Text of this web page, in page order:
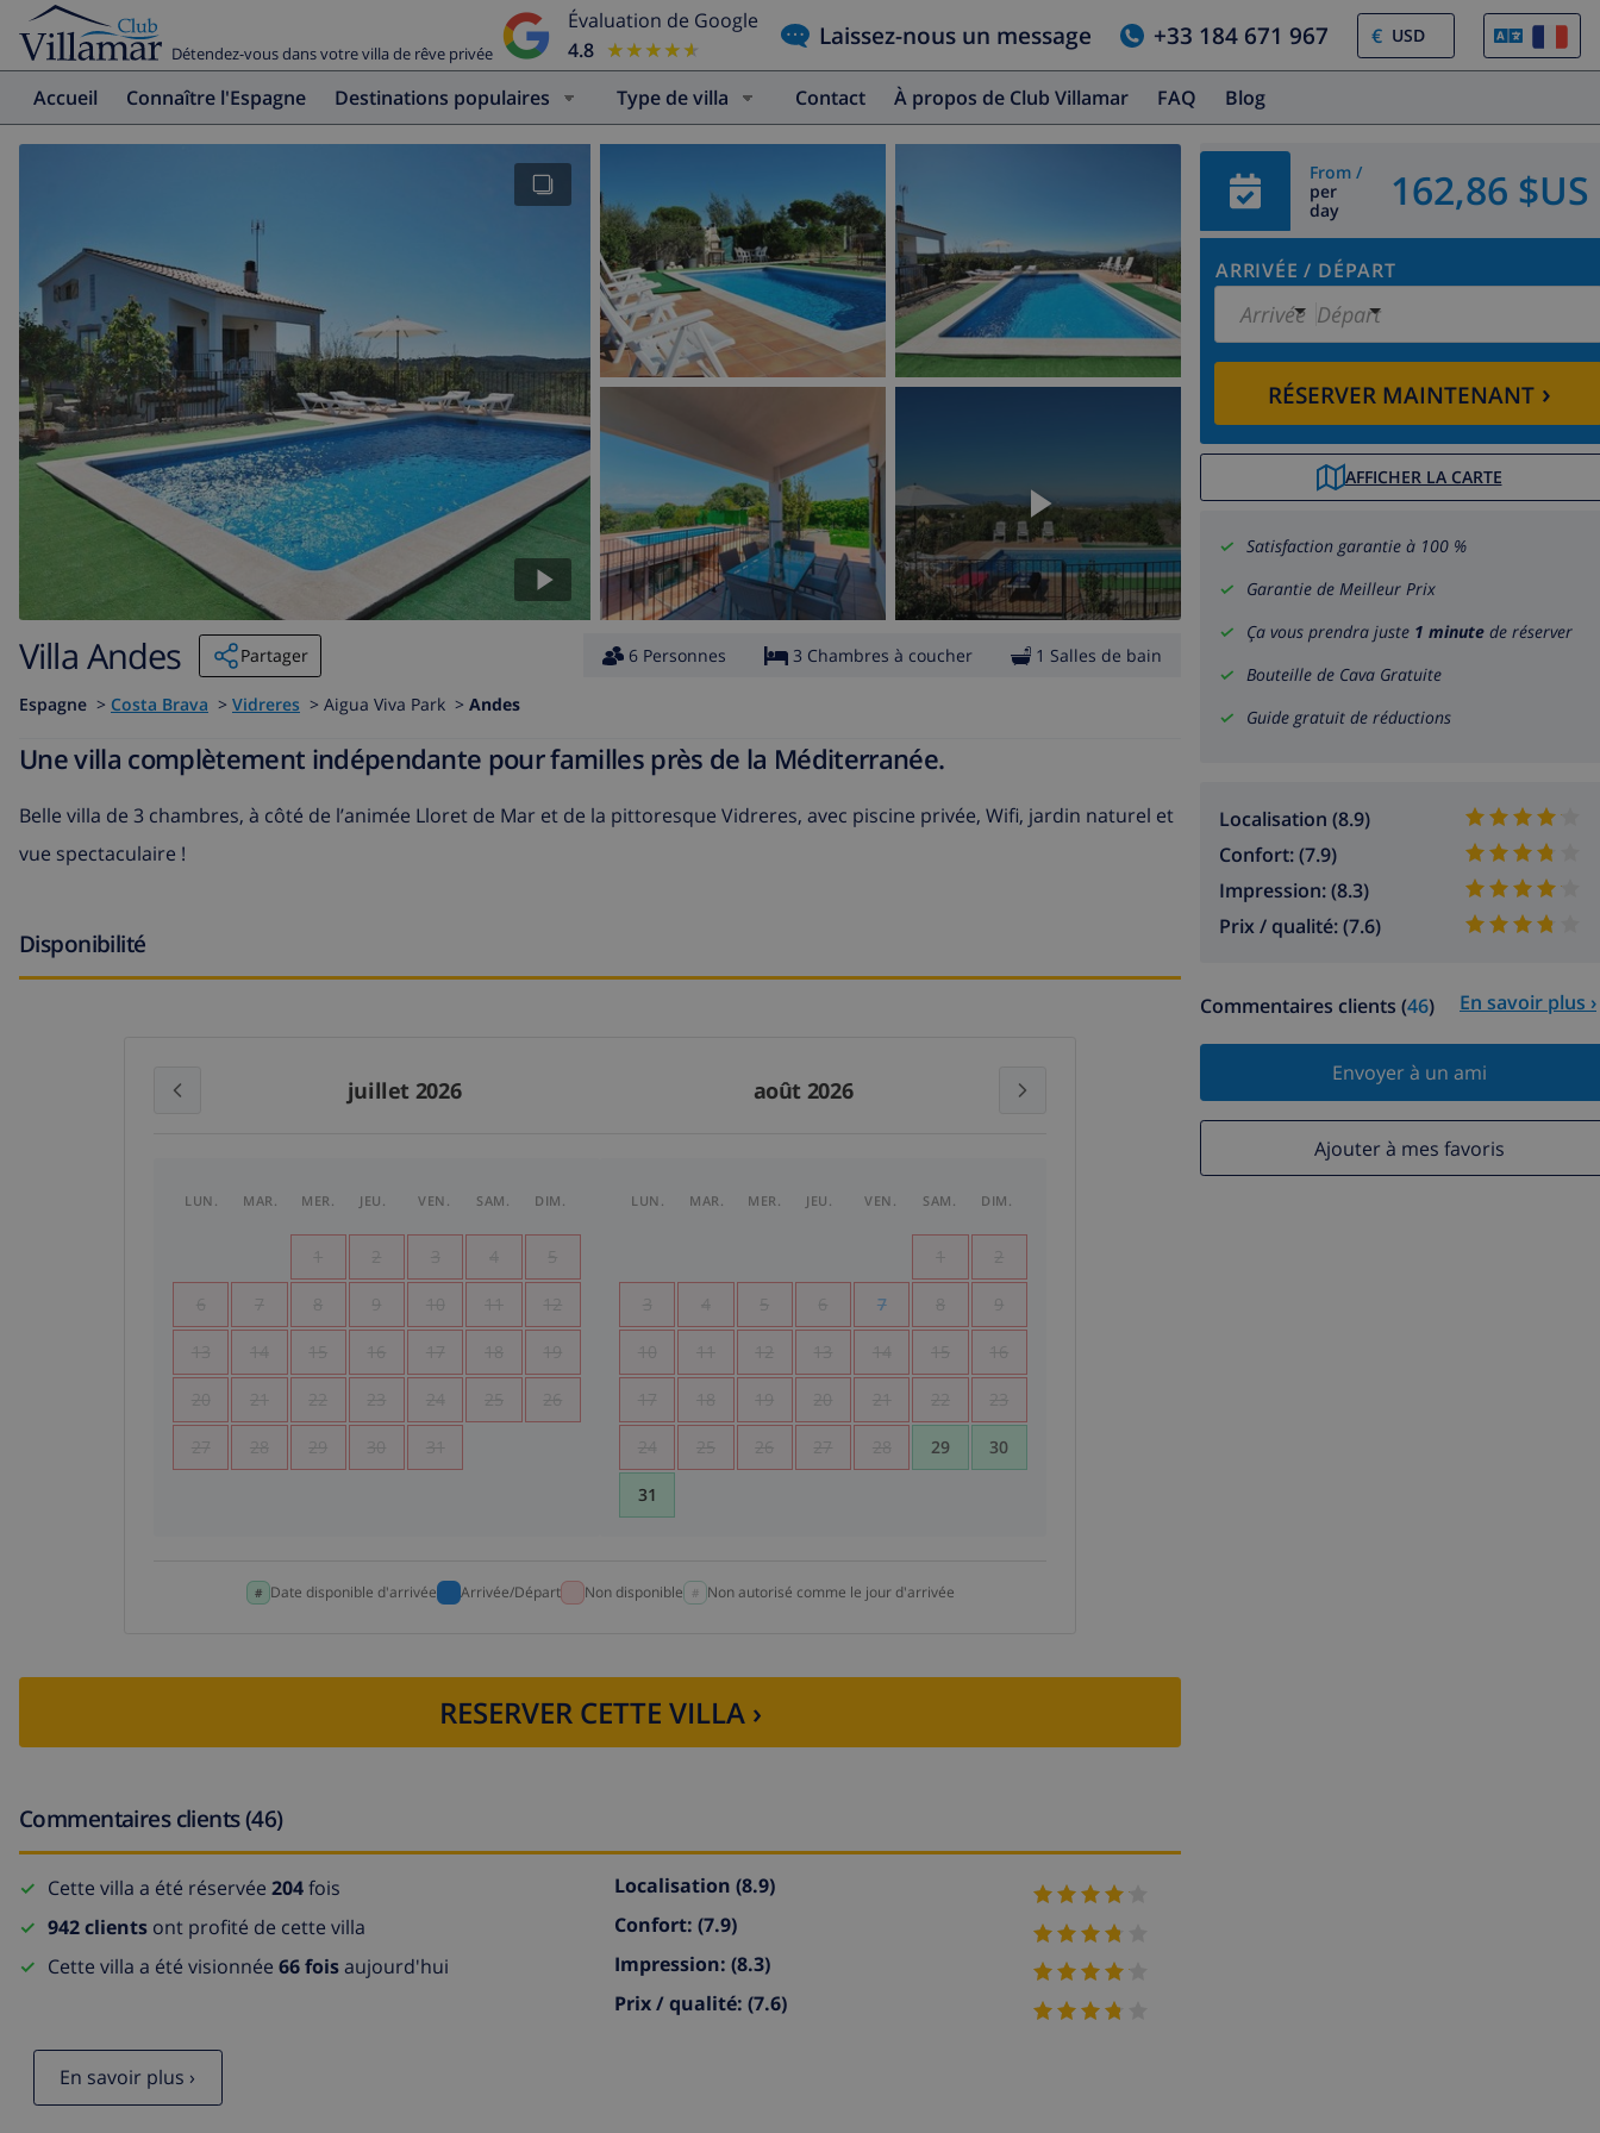
Détendez-vous dans votre villa de rêve privée
Évaluation de Google
4.8 ★★★★★
★★★★★ Laissez-nous un message +33 184 671 967 €
Accueil Connaître l'Espagne Destinations populaires Type de villa Contact À propos de Club Villamar FAQ Blog
From /
per
day
162,86 $US
ARRIVÉE / DÉPART
Arrivée Départ
RÉSERVER MAINTENANT›
AFFICHER LA CARTE
Satisfaction garantie à 100 %
Garantie de Meilleur Prix
Ça vous prendra juste 1 minute de réserver
Bouteille de Cava Gratuite
Guide gratuit de réductions
Localisation (8.9)
Confort: (7.9)
Impression: (8.3)
Prix / qualité: (7.6)
Commentaires clients (46) En savoir plus ›
Envoyer à un ami
Ajouter à mes favoris
Villa Andes Partager 6 Personnes 3 Chambres à coucher 1 Salles de bain
Espagne > Costa Brava > Vidreres > Aigua Viva Park > Andes
Une villa complètement indépendante pour familles près de la Méditerranée.
Belle villa de 3 chambres, à côté de l’animée Lloret de Mar et de la pittoresque Vidreres, avec piscine privée, Wifi, jardin naturel et
vue spectaculaire !
Disponibilité
juillet 2026 août 2026
LUN. MAR. MER. JEU. VEN. SAM. DIM.
1 2 3 4 5
6 7 8 9 10 11 12
13 14 15 16 17 18 19
20 21 22 23 24 25 26
27 28 29 30 31
LUN. MAR. MER. JEU. VEN. SAM. DIM.
1 2
3 4 5 6 7 8 9
10 11 12 13 14 15 16
17 18 19 20 21 22 23
24 25 26 27 28 29 30
31
Date disponible d'arrivée Arrivée/Départ Non disponible Non autorisé comme le jour d'arrivée
RESERVER CETTE VILLA ›
Commentaires clients (46)
Cette villa a été réservée 204fois
942 clients ont profité de cette villa
Cette villa a été visionnée 66 foisaujourd'hui
Localisation (8.9)
Confort: (7.9)
Impression: (8.3)
Prix / qualité: (7.6)
En savoir plus ›